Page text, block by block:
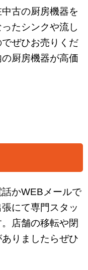
古の厨房機器を
たシンクや流し
ぜひお売りくだ
厨房機器が高価
かWEBメールで
にて専門スタッ
店舗の移転や閉
りましたらぜひ